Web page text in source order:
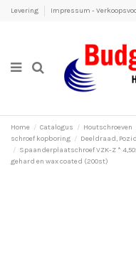
Levering Impressum -
Home Catalogus Houtschroeven
schroef kopboring
Deeldraad,
Spaanderplaatschroef VZK-Z *
gehard en wax coated (200st)